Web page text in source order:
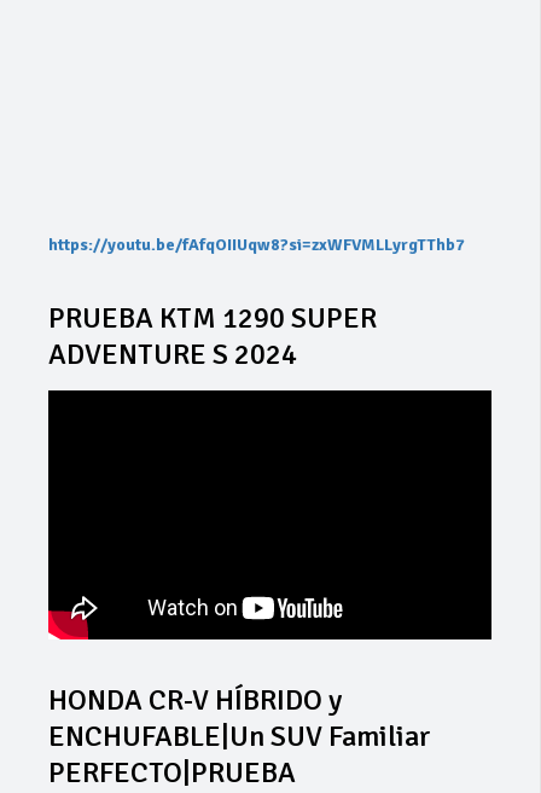
https://youtu.be/fAfqOIIUqw8?si=zxWFVMLLyrgTThb7
PRUEBA KTM 1290 SUPER
ADVENTURE S 2024
HONDA CR-V HÍBRIDO y
ENCHUFABLE|Un SUV Familiar
PERFECTO|PRUEBA